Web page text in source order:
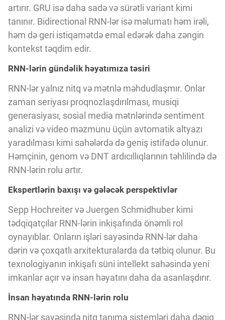
artırır. GRU isə daha sadə və sürətli variant kimi
tanınır. Bidirectional RNN-lər isə məlumatı həm irəli,
həm də geri istiqamətdə emal edərək daha zəngin
kontekst təqdim edir.
RNN-lərin gündəlik həyatımıza təsiri
RNN-lər yalnız nitq və mətnlə məhdudlaşmır. Onlar
zaman seriyası proqnozlaşdırılması, musiqi
generasiyası, sosial media mətnlərində sentiment
analizi və video məzmunu üçün avtomatik altyazı
yaradılması kimi sahələrdə də geniş istifadə olunur.
Həmçinin, genom və DNT ardıcıllıqlarının təhlilində də
RNN-lərin rolu artır.
Ekspertlərin baxışı və gələcək perspektivlər
Sepp Hochreiter və Juergen Schmidhuber kimi
tədqiqatçılar RNN-lərin inkişafında önəmli rol
oynayıblar. Onların işləri sayəsində RNN-lər daha
dərin və çoxqatlı arxitekturalarda da tətbiq olunur. Bu
texnologiyanın inkişafı süni intellekt sahəsində yeni
imkanlar açır və insan həyatını daha da asanlaşdırır.
İnsan həyatında RNN-lərin rolu
RNN-lər sayəsində nitq tanıma sistemləri daha dəqiq